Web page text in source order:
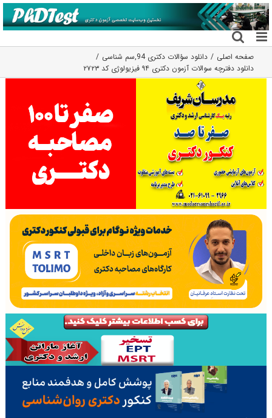
رفتن
به
محتوا
صفحه اصلی دانلود سؤالات دکتری 94 ,سم شناسی
دانلود دفترچه سوالات آزمون دکتری ۹۴ فیزیولوژی کد ۲۷۲۳